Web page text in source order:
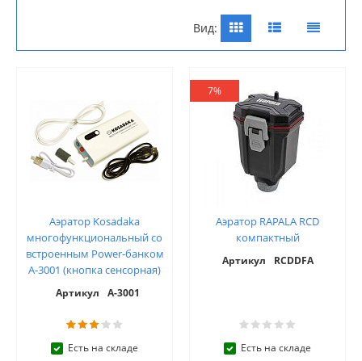
Вид:
Аэратор Kosadaka
многофункциональный со
встроенным Power-банком
A-3001 (кнопка сенсорная)
Артикул A-3001
Есть на складе
7%
Аэратор RAPALA RCD
компактный
Артикул RCDDFA
Есть на складе